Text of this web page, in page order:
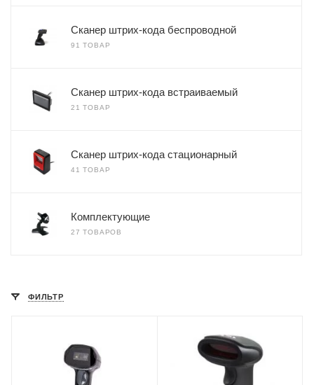
Сканер штрих-кода беспроводной
91 ТОВАР
Сканер штрих-кода встраиваемый
21 ТОВАР
Сканер штрих-кода стационарный
41 ТОВАР
Комплектующие
27 ТОВАРОВ
ФИЛЬТР